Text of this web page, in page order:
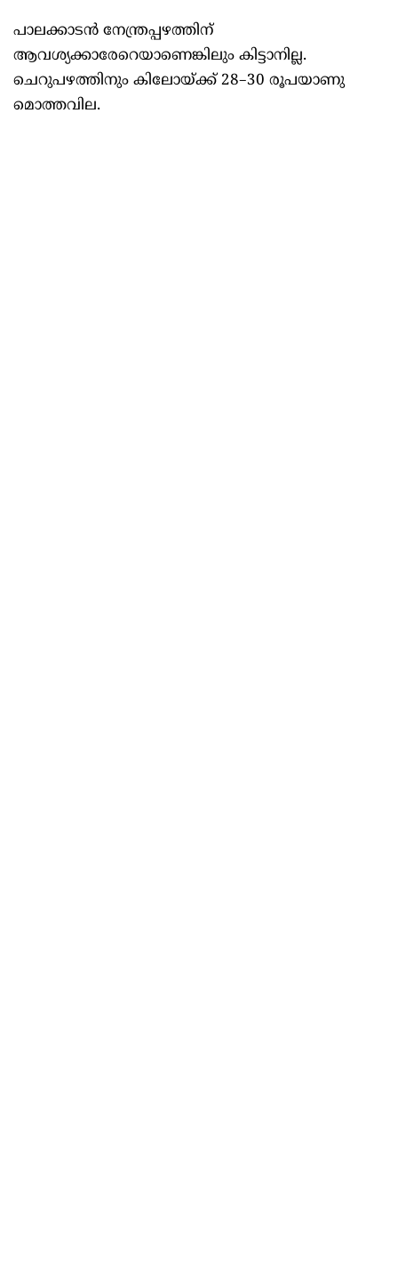
പാലക്കാടൻ നേന്ത്രപ്പഴത്തിന്
ആവശ്യക്കാരേറെയാണെങ്കിലും കിട്ടാനില്ല.
ചെറുപഴത്തിനും കിലോയ്ക്ക് 28–30 രൂപയാണു
മൊത്തവില.